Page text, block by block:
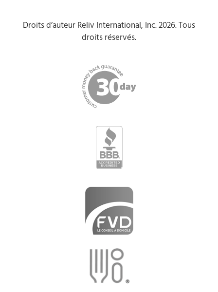
Droits d’auteur Reliv International, Inc. 2026. Tous
droits réservés.